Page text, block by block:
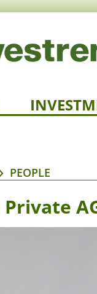
PEOPLE
Private